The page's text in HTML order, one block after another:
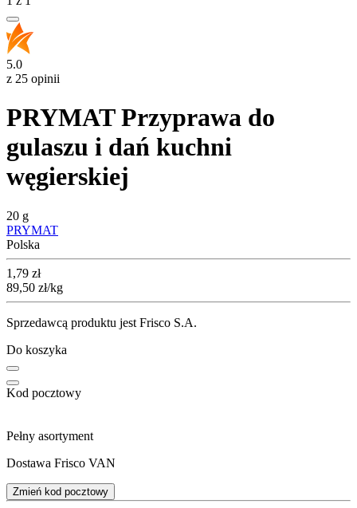
5.0
z 25 opinii
PRYMAT Przyprawa do
gulaszu i dań kuchni
węgierskiej
20 g
PRYMAT
Polska
Cena
1,79 zł
89,50 zł/kg
Sprzedawcą produktu jest Frisco S.A.
Do koszyka
Kod pocztowy
Pełny asortyment
Dostawa Frisco VAN
Zmień kod pocztowy